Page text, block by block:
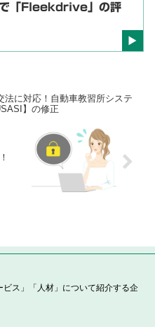
で「Fleekdrive」の評
法に対応！自動車教習所システ
】の修正
ス」「人材」について紹介する企